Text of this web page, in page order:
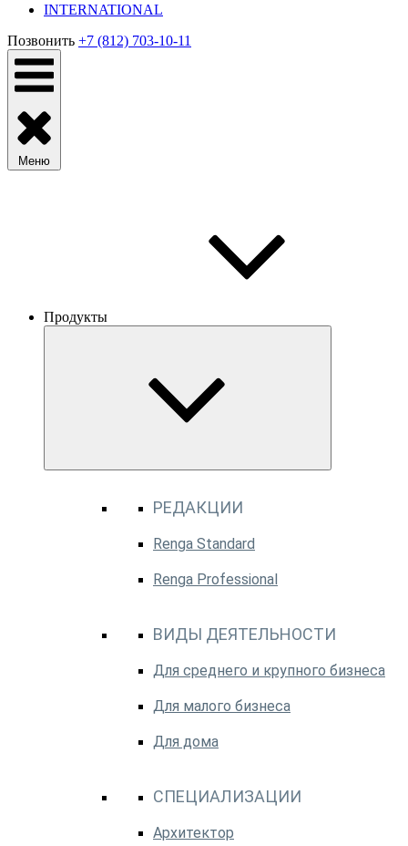
INTERNATIONAL
Позвонить +7 (812) 703-10-11
Меню
Продукты
РЕДАКЦИИ
Renga Standard
Renga Professional
ВИДЫ ДЕЯТЕЛЬНОСТИ
Для среднего и крупного бизнеса
Для малого бизнеса
Для дома
СПЕЦИАЛИЗАЦИИ
Архитектор